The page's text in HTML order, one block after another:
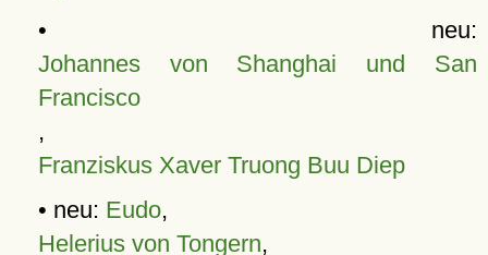
• neu:
Johannes von Shanghai und San
Francisco
,
Franziskus Xaver Truong Buu Diep
• neu: Eudo,
Helerius von Tongern,